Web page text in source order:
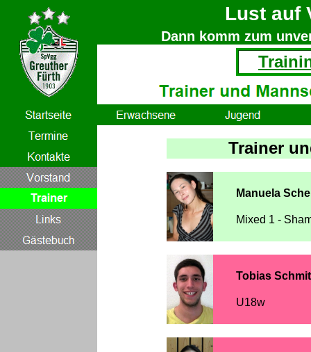
Lust auf
Dann komm zum
Trainer
Manuela
Mixed 1 -
Tobias
U18w